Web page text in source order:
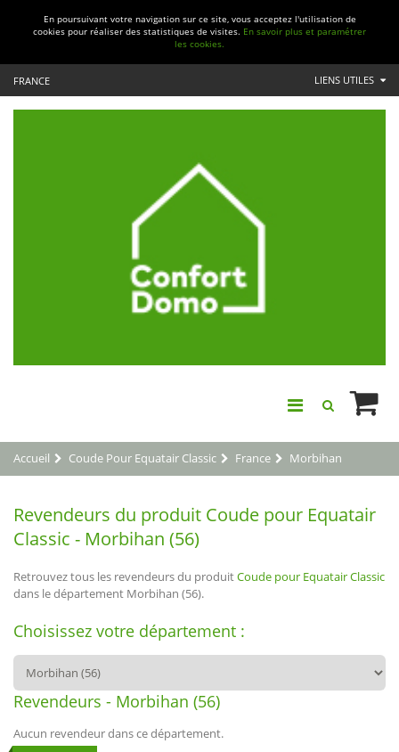
En poursuivant votre navigation sur ce site, vous acceptez l'utilisation de
cookies pour réaliser des statistiques de visites. En savoir plus et paramétrer
les cookies.
FRANCE LIENS UTILES
Accueil Coude Pour Equatair Classic France Morbihan
Revendeurs du produit Coude pour Equatair
Classic - Morbihan (56)
Retrouvez tous les revendeurs du produitCoude pour Equatair Classic
dans le département Morbihan (56).
Choisissez votre département :
Revendeurs - Morbihan (56)
Aucun revendeur dans ce département.